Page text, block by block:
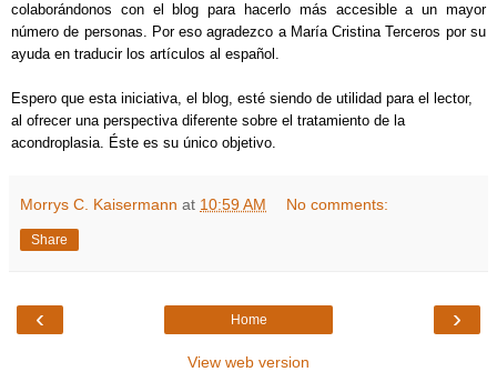
colaborándonos con el blog para hacerlo más accesible a un mayor
número de personas. Por eso agradezco a María Cristina Terceros por su
ayuda en traducir los artículos al español.
Espero que esta iniciativa, el blog, esté siendo de utilidad para el lector,
al ofrecer una perspectiva diferente sobre el tratamiento de la
acondroplasia. Éste es su único objetivo.
Morrys C. Kaisermann at 10:59 AM No comments:
Share
‹ ›
Home
View web version